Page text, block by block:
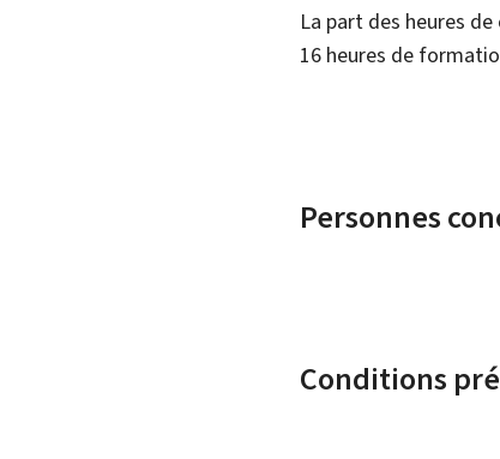
La part des heures
16 heures de
Personnes
Conditions